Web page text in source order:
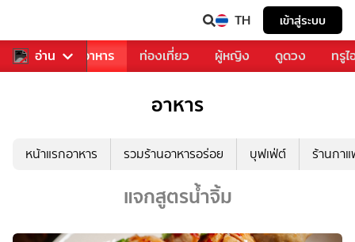
TH เข้าสู่ระบบ
อ่าน
การเพลง อาหาร ท่องเที่ยว ผู้หญิง ดูดวง ทรู
อาหาร
หน้าแรกอาหาร รวมร้านอาหารอร่อย บุฟเฟ่ต์ ร้านกา
แจกสูตรน้ำจิ้ม